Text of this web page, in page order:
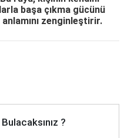
başa çıkma gücünü
zenginleştirir.
?